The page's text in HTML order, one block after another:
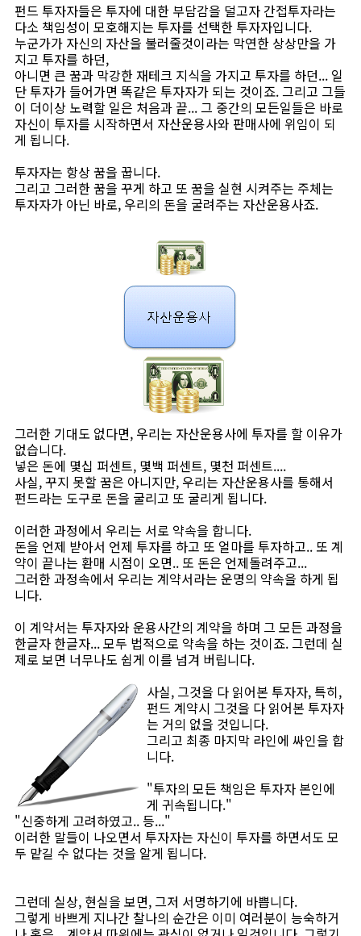
펀드 투자자들은 투자에 대한 부담감을 덜고자 간접투자라는
다소 책임성이 모호해지는 투자를 선택한 투자자입니다.
누군가가 자신의 자산을 불러줄것이라는 막연한 상상만을 가
지고 투자를 하던,
아니면 큰 꿈과 막강한 재테크 지식을 가지고 투자를 하던... 일
단 투자가 들어가면 똑같은 투자자가 되는 것이죠. 그리고 그들
이 더이상 노력할 일은 처음과 끝... 그 중간의 모든일들은 바로
자신이 투자를 시작하면서 자산운용사와 판매사에 위임이 되
게 됩니다.
투자자는 항상 꿈을 꿉니다.
그리고 그러한 꿈을 꾸게 하고 또 꿈을 실현 시켜주는 주체는
투자자가 아닌 바로, 우리의 돈을 굴려주는 자산운용사죠.
그러한 기대도 없다면, 우리는 자산운용사에 투자를 할 이유가
없습니다.
넣은 돈에 몇십 퍼센트, 몇백 퍼센트, 몇천 퍼센트....
사실, 꾸지 못할 꿈은 아니지만, 우리는 자산운용사를 통해서
펀드라는 도구로 돈을 굴리고 또 굴리게 됩니다.
이러한 과정에서 우리는 서로 약속을 합니다.
돈을 언제 받아서 언제 투자를 하고 또 얼마를 투자하고.. 또 계
약이 끝나는 환매 시점이 오면.. 또 돈은 언제돌려주고...
그러한 과정속에서 우리는 계약서라는 운명의 약속을 하게 됩
니다.
이 계약서는 투자자와 운용사간의 계약을 하며 그 모든 과정을
한글자 한글자... 모두 법적으로 약속을 하는 것이죠. 그런데 실
제로 보면 너무나도 쉽게 이를 넘겨 버립니다.
사실, 그것을 다 읽어본 투자자, 특히,
펀드 계약시 그것을 다 읽어본 투자자
는 거의 없을 것입니다.
그리고 최종 마지막 라인에 싸인을 합
니다.
"투자의 모든 책임은 투자자 본인에
게 귀속됩니다."
"신중하게 고려하였고.. 등..."
이러한 말들이 나오면서 투자자는 자신이 투자를 하면서도 모
두 맡길 수 없다는 것을 알게 됩니다.
그런데 실상, 현실을 보면, 그저 서명하기에 바쁩니다.
그렇게 바쁘게 지나간 찰나의 순간은 이미 여러분이 능숙하거